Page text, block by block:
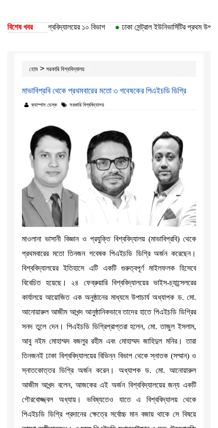
বিশেষ খবর
পেয়েছে ঢাকা বিশ্ববিদ্যালয়ের ১০ বিভাগ ঢাকা সেন্ট্রাল ইউনিভার্সিটির প্রথম
হোম > সরকারি বিশ্ববিদ্যালয়
মাভাবিপ্রবি থেকে প্রথমবারের মতো ৩ গবেষকের পিএইচডি ডিগ্রি
ক্যাম্পাস ডেস্ক সরকারি বিশ্ববিদ্যালয়
মাওলানা ভাসানী বিজ্ঞান ও প্রযুক্তি বিশ্ববিদ্যালয় (মাভাবিপ্রবি) থেকে
প্রথমবারের মতো তিনজন গবেষক পিএইচডি ডিগ্রি অর্জন করেছেন।
বিশ্ববিদ্যালয়ের ইতিহাসে এটি একটি গুরুত্বপূর্ণ মাইলফলক হিসেবে
বিবেচিত হয়েছে। ২৪ ফেব্রুয়ারি বিশ্ববিদ্যালয়ের ভাইস-চ্যান্সেলরের
কার্যালয়ে আয়োজিত এক অনুষ্ঠানের মাধ্যমে উপাচার্য অধ্যাপক ড. মো.
আনোয়ারুল আজীম আখন্দ আনুষ্ঠানিকভাবে তাদের হাতে পিএইচডি ডিগ্রির
সনদ তুলে দেন। পিএইচডি ডিগ্রিপ্রাপ্তরা হলেন, মো. তাজুল ইসলাম,
আবু নইম মোহাম্মদ বজলুর রহীম এবং মোহাম্মদ জাহিদুল মনির। তারা
তিনজনই ঢাকা বিশ্ববিদ্যালয়ের বিভিন্ন বিভাগ থেকে স্নাতক (সম্মান) ও
স্নাতকোত্তর ডিগ্রি অর্জন করেন। অধ্যাপক ড. মো. আনোয়ারুল
আজীম আখন্দ বলেন, আজকের এই অর্জন বিশ্ববিদ্যালয়ের জন্য একটি
গৌরবোজ্জ্বল অধ্যায়। ভবিষ্যতেও যাতে এ বিশ্ববিদ্যালয় থেকে
পিএইচডি ডিগ্রি প্রদানের ক্ষেত্রে সর্বোচ্চ মান বজায় থাকে সে বিষয়ে